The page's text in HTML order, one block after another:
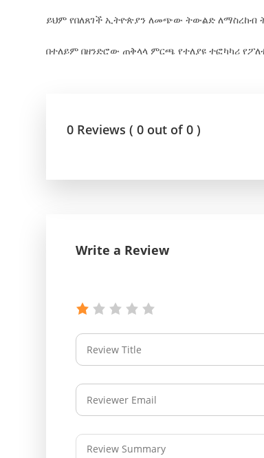
ይህም የበለጸገች ኢትዮጵያን ለመጭው ትውልድ ለማስረከብ
በተለይም በዘንድሮው ጠቅላላ ምርጫ የተለያዩ ተፎካካሪ
0 Reviews ( 0 out of 0 )
Write a Review